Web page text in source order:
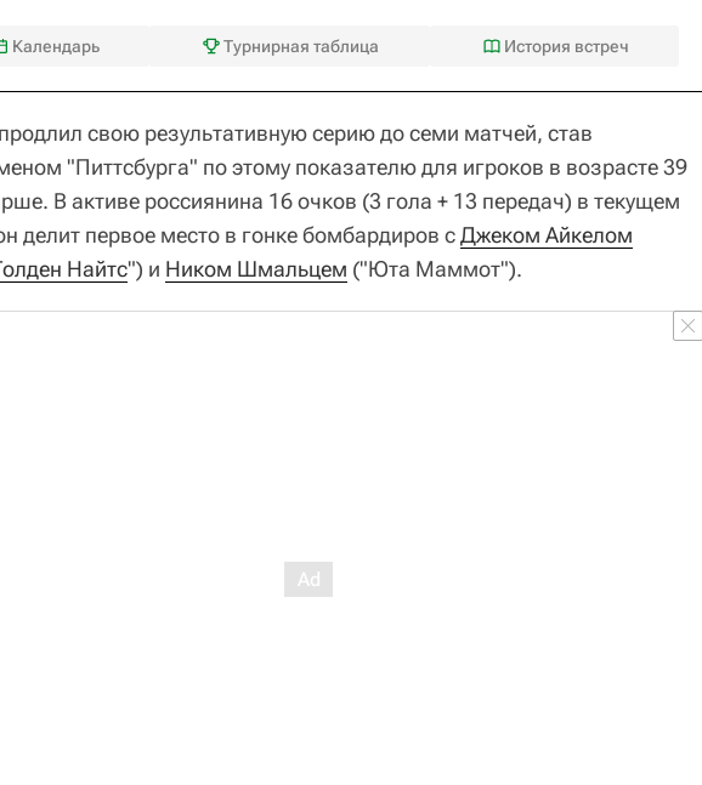
Календарь Турнирная таблица История встреч
свою результативную серию до семи матчей, став
"Питтсбурга" по этому показателю для игроков в возрасте 39
В активе россиянина 16 очков (3 гола + 13 передач) в текущем
делит первое место в гонке бомбардиров сДжеком Айкелом
Найтс") и Ником Шмальцем ("Юта Маммот").